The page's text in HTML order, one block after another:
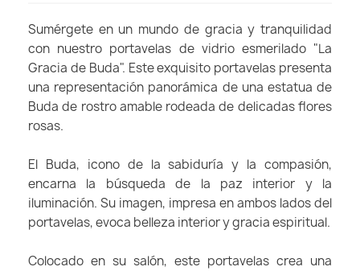
Sumérgete en un mundo de gracia y tranquilidad
con nuestro portavelas de vidrio esmerilado "La
Gracia de Buda". Este exquisito portavelas presenta
una representación panorámica de una estatua de
Buda de rostro amable rodeada de delicadas flores
rosas.
El Buda, icono de la sabiduría y la compasión,
encarna la búsqueda de la paz interior y la
iluminación. Su imagen, impresa en ambos lados del
portavelas, evoca belleza interior y gracia espiritual.
Colocado en su salón, este portavelas crea una